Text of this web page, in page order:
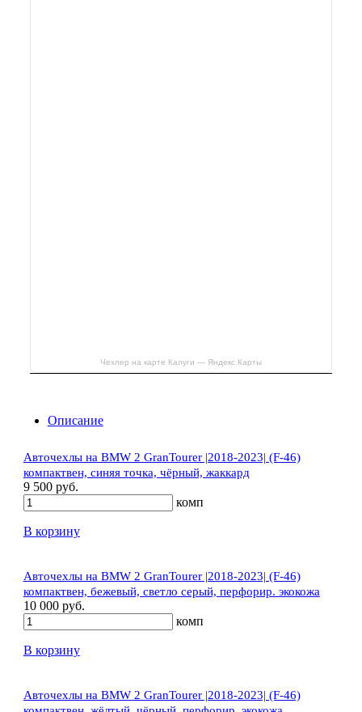
Чехлер на карте Калуги — Яндекс Карты
Описание
Авточехлы на BMW 2 GranTourer |2018-2023| (F-46)
компактвен, синяя точка, чёрный, жаккард
9 500 руб.
комп
В корзину
Авточехлы на BMW 2 GranTourer |2018-2023| (F-46)
компактвен, бежевый, светло серый, перфорир. экокожа
10 000 руб.
комп
В корзину
Авточехлы на BMW 2 GranTourer |2018-2023| (F-46)